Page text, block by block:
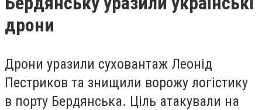
дрони
Дрони уразили суховантаж Леонід
Пестриков та знищили ворожу логістику
в порту Бердянська. Ціль атакували на